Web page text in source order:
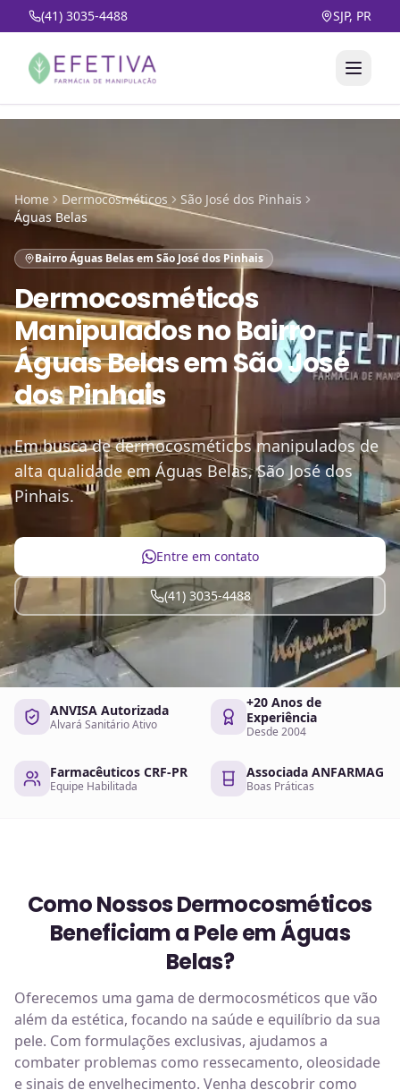
(41) 3035-4488 SJP, PR
Home Dermocosméticos
São José dos Pinhais
Águas Belas
Bairro Águas Belas em São José dos Pinhais
Dermocosméticos
ManipuladosnoBairro
Águas Belas em São José
dos Pinhais
Em busca de dermocosméticos manipulados de
alta qualidade em Águas Belas, São José dos
Pinhais.
Entre em contato
(41) 3035-4488
ANVISA Autorizada
Alvará Sanitário Ativo
+20 Anos de
Experiência
Desde 2004
Farmacêuticos CRF-PR
Equipe Habilitada
Associada ANFARMAG
Boas Práticas
Como Nossos Dermocosméticos
Beneficiam a Pele em Águas
Belas?
Oferecemos uma gama de dermocosméticos que vão
além da estética, focando na saúde e equilíbrio da sua
pele. Com formulações exclusivas, ajudamos a
combater problemas como ressecamento, oleosidade
e sinais de envelhecimento. Venha descobrir como